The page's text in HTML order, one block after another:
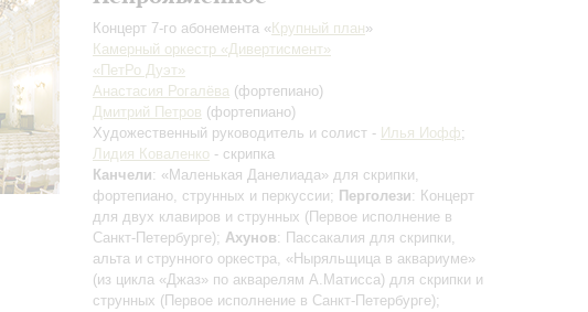
Концерт 7-го абонемента « Крупный план»
Камерный оркестр «Дивертисмент»
«ПетРо Дуэт»
Анастасия Рогалёва (фортепиано)
Дмитрий Петров (фортепиано)
Художественный руководитель и солист - Илья Иофф;
Лидия Коваленко - скрипка
Канчели: «Маленькая Данелиада» для скрипки,
фортепиано, струнных и перкуссии; Перголези: Концерт
для двух клавиров и струнных (Первое исполнение в
Санкт-Петербурге); Ахунов: Пассакалия для скрипки,
альта и струнного оркестра, «Ныряльщица в аквариуме»
(из цикла «Джаз» по акварелям А.Матисса) для скрипки и
струнных (Первое исполнение в Санкт-Петербурге);